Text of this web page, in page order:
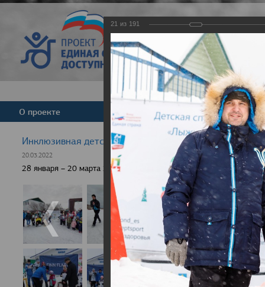
Версия для
О проекте Команда Новости
Инклюзивная детская гонка "Лыжня здоровья" 2022
20.03.2022
28 января – 20 марта 2022 г., 10 населенных пунктов России,
21 из 191